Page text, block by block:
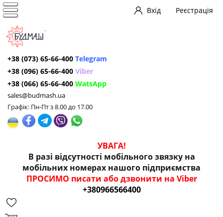
Вхід Реєстрація
+38 (073) 65-66-400 Telegram
+38 (096) 65-66-400 Viber
+38 (066) 65-66-400 WatsApp
sales@budmash.ua
Графік: Пн-Пт з 8.00 до 17.00
УВАГА!
В разі відсутності мобільного звязку на
мобільних номерах нашого підприємства
ПРОСИМО писати або дзвонити на Viber
+380966566400